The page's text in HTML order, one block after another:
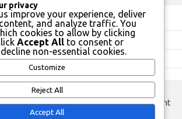
für Marvel Future Fight
Future Fight
für Marvel Future Fight
left custom footer text right
privacy
improve your experience, deliver
and analyze traffic. You
cookies to allow by clicking
Accept All to consent or
non-essential cookies.
Customize
Reject All
Accept All